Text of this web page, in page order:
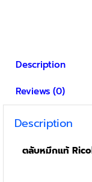
Description
Reviews (0)
Description
ตลับหมึกแท้